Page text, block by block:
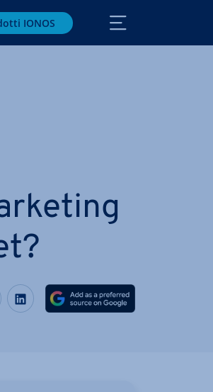
IONOS
via Facebook
via Twitter
Condividi via LinkedIN